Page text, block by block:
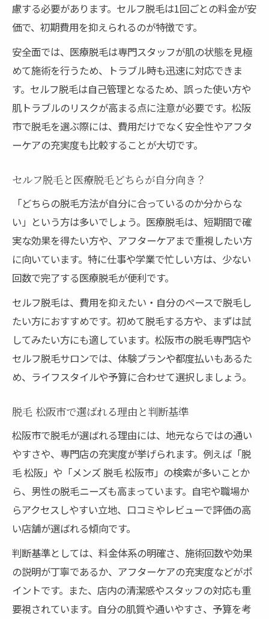
慮する必要があります。セルフ脱毛は1回ごとの料金が安
価で、初期費用を抑えられるのが特徴です。
安全面では、医療脱毛は専門スタッフが肌の状態を見極
めて施術を行うため、トラブル時も迅速に対応できま
す。セルフ脱毛は自己管理となるため、誤った使い方や
肌トラブルのリスクが高まる点に注意が必要です。松阪
市で脱毛を選ぶ際には、費用だけでなく安全性やアフタ
ーケアの充実度も比較することが大切です。
セルフ脱毛と医療脱毛どちらが自分向き？
「どちらの脱毛方法が自分に合っているのか分からな
い」という方は多いでしょう。医療脱毛は、短期間で確
実な効果を得たい方や、アフターケアまで重視したい方
に向いています。特に仕事や学業で忙しい方は、少ない
回数で完了する医療脱毛が便利です。
セルフ脱毛は、費用を抑えたい・自分のペースで脱毛し
たい方におすすめです。初めて脱毛する方や、まずは試
してみたい方にも適しています。松阪市の脱毛専門店や
セルフ脱毛サロンでは、体験プランや都度払いもあるた
め、ライフスタイルや予算に合わせて選択しましょう。
脱毛 松阪市で選ばれる理由と判断基準
松阪市で脱毛が選ばれる理由には、地元ならではの通い
やすさや、専門店の充実度が挙げられます。例えば「脱
毛 松阪」や「メンズ 脱毛 松阪市」の検索が多いことか
ら、男性の脱毛ニーズも高まっています。自宅や職場か
らアクセスしやすい立地、口コミやレビューで評価の高
い店舗が選ばれる傾向です。
判断基準としては、料金体系の明確さ、施術回数や効果
の説明が丁寧であるか、アフターケアの充実度などがポ
イントです。また、店内の清潔感やスタッフの対応も重
要視されています。自分の肌質や通いやすさ、予算を考